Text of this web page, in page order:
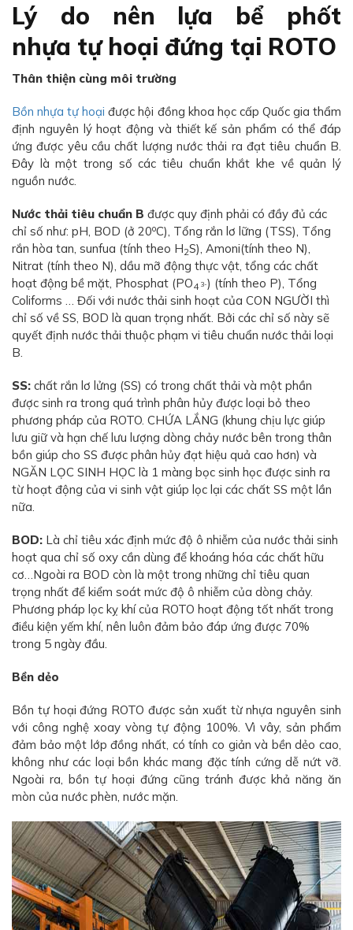
Lý do nên lựa bể phốt
nhựa tự hoại đứng tại ROTO
Thân thiện cùng môi trường
Bồn nhựa tự hoại được hội đồng khoa học cấp Quốc gia thẩm
định nguyên lý hoạt động và thiết kế sản phẩm có thể đáp
ứng được yêu cầu chất lượng nước thải ra đạt tiêu chuẩn B.
Đây là một trong số các tiêu chuẩn khắt khe về quản lý
nguồn nước.
Nước thải tiêu chuẩn B được quy định phải có đầy đủ các
chỉ số như: pH, BOD (ở 20oC), Tổng rắn lơ lững (TSS), Tổng
rắn hòa tan, sunfua (tính theo H2S), Amoni(tính theo N),
Nitrat (tính theo N), dầu mỡ động thực vật, tổng các chất
hoạt động bề mặt, Phosphat (PO4 3-) (tính theo P), Tổng
Coliforms … Đối với nước thải sinh hoạt của CON NGƯỜI thì
chỉ số về SS, BOD là quan trọng nhất. Bởi các chỉ số này sẽ
quyết định nước thải thuộc phạm vi tiêu chuẩn nước thải loại
B.
SS: chất rắn lơ lửng (SS) có trong chất thải và một phần
được sinh ra trong quá trình phân hủy được loại bỏ theo
phương pháp của ROTO. CHỨA LẮNG (khung chịu lực giúp
lưu giữ và hạn chế lưu lượng dòng chảy nước bên trong thân
bồn giúp cho SS được phân hủy đạt hiệu quả cao hơn) và
NGĂN LỌC SINH HỌC là 1 màng bọc sinh học được sinh ra
từ hoạt động của vi sinh vật giúp lọc lại các chất SS một lần
nữa.
BOD: Là chỉ tiêu xác định mức độ ô nhiễm của nước thải sinh
hoạt qua chỉ số oxy cần dùng để khoáng hóa các chất hữu
cơ…Ngoài ra BOD còn là một trong những chỉ tiêu quan
trọng nhất để kiểm soát mức độ ô nhiễm của dòng chảy.
Phương pháp lọc kỵ khí của ROTO hoạt động tốt nhất trong
điều kiện yếm khí, nên luôn đảm bảo đáp ứng được 70%
trong 5 ngày đầu.
Bền dẻo
Bồn tự hoại đứng ROTO được sản xuất từ nhựa nguyên sinh
với công nghệ xoay vòng tự động 100%. Vì vây, sản phẩm
đảm bảo một lớp đồng nhất, có tính co giản và bền dẻo cao,
không như các loại bồn khác mang đặc tính cứng dễ nứt vỡ.
Ngoài ra, bồn tự hoại đứng cũng tránh được khả năng ăn
mòn của nước phèn, nước mặn.